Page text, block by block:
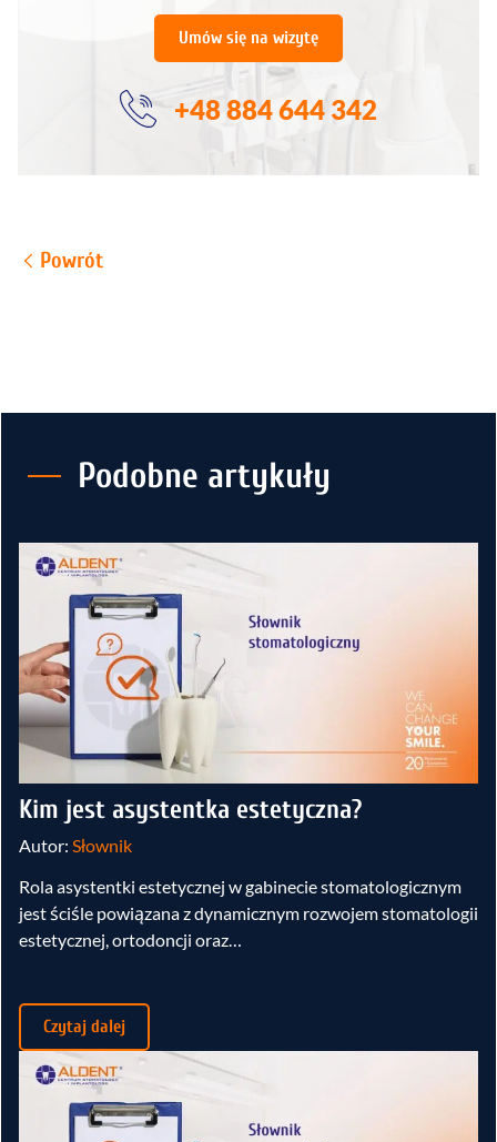
Umów się na wizytę
+48 884 644 342
Powrót
Podobne artykuły
Kim jest asystentka estetyczna?
Autor: Słownik
Rola asystentki estetycznej w gabinecie stomatologicznym
jest ściśle powiązana z dynamicznym rozwojem stomatologii
estetycznej, ortodoncji oraz…
Czytaj dalej